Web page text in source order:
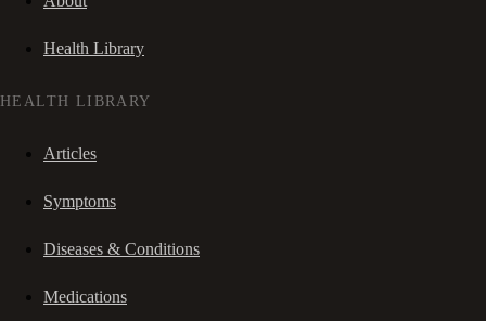
Health Library
HEALTH LIBRARY
Articles
Symptoms
Diseases & Conditions
Medications